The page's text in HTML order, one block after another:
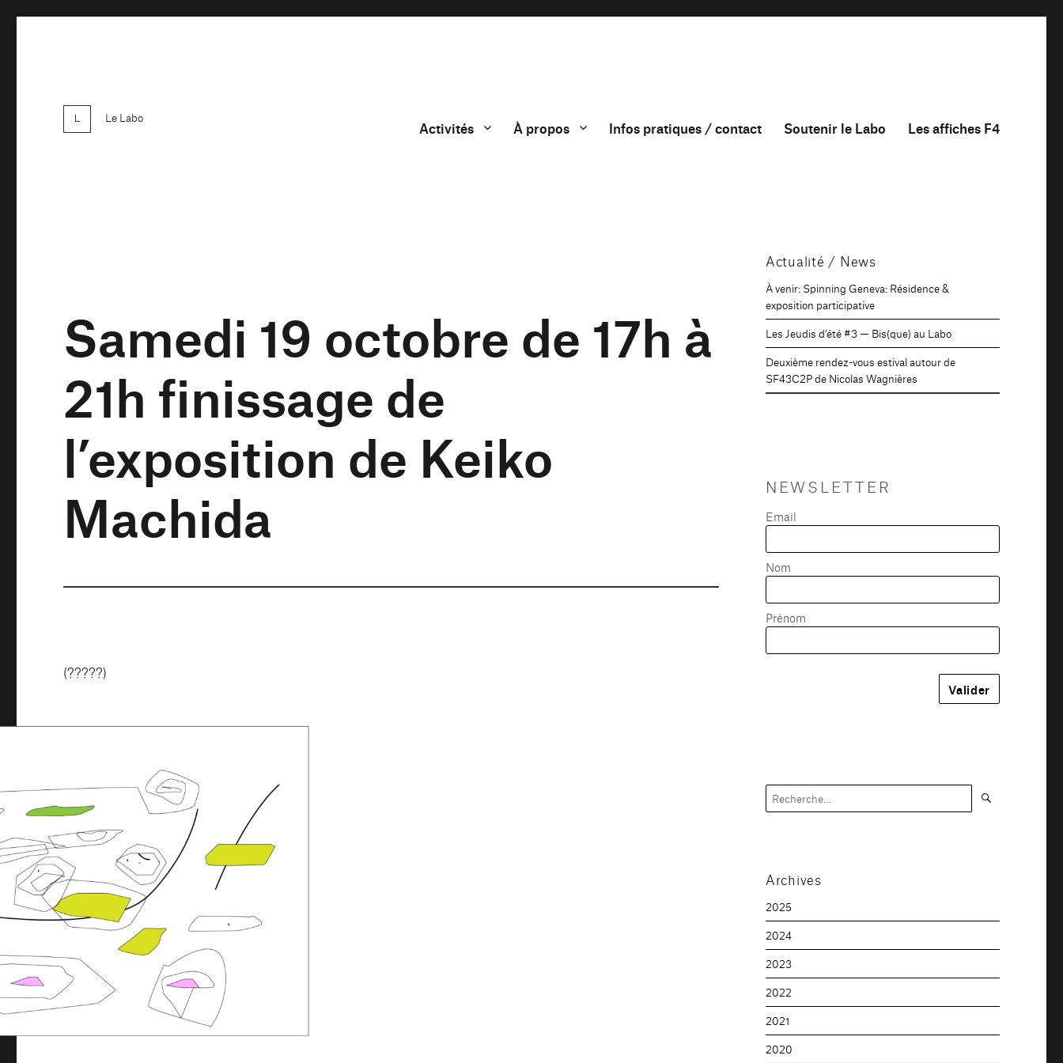
Le Labo
Activités À propos Infos pratiques / contact Soutenir le Labo Les affiches F4
Samedi 19 octobre de 17h à
21h finissage de
l’exposition de Keiko
Machida
(?????)
Actualité / News
À venir: Spinning Geneva: Résidence &
exposition participative
Les Jeudis d’été #3 — Bis(que) au Labo
Deuxième rendez-vous estival autour de
SF43C2P de Nicolas Wagnières
NEWSLETTER
Email
Nom
Prénom
Recherche
pour :
Archives
2025
2024
2023
2022
2021
2020